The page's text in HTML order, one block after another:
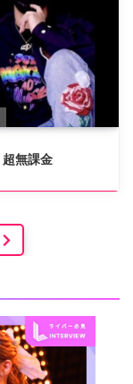
超無課金